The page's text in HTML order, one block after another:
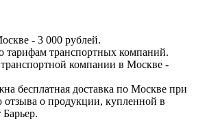
- 3 000 рублей.
тарифам транспортных компаний.
компании в Москве -
бесплатная доставка по Москве при
отзыва о продукции, купленной в